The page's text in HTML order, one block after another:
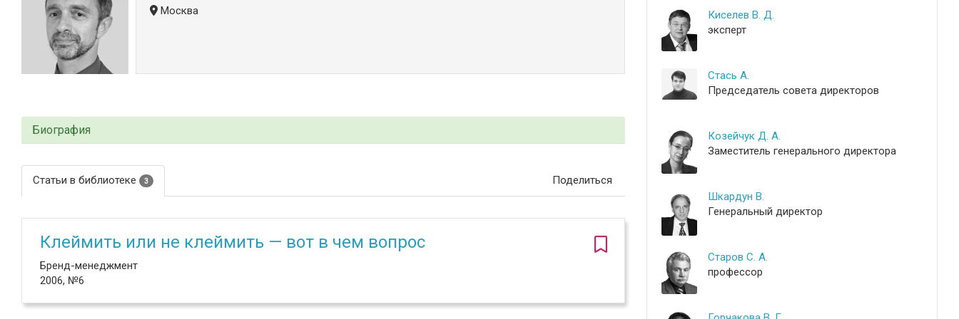
Москва
Биография
Статьи в библиотеке 3 Поделиться
Клеймить или не клеймить — вот в чем вопрос
Бренд-менеджмент
2006, №6
Киселев В. Д.
эксперт
Стась А.
Председатель совета директоров
Козейчук Д. А.
Заместитель генерального директора
Шкардун В.
Генеральный директор
Старов С. А.
профессор